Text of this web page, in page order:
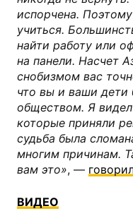
испорчена.
учиться.
найти работу или
на панели. Насчет
снобизмом вас
что вы и ваши дети
обществом. Я
которые приняли
судьба была
многим причинам.
вам это», —
ВИДЕО